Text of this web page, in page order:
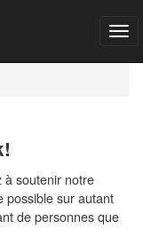
à soutenir notre
possible sur autant
de personnes que